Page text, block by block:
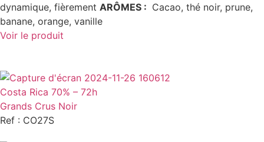
dynamique, fièrement ARÔMES : Cacao, thé noir, prune,
banane, orange, vanille
Voir le produit
Costa Rica 70% – 72h
Grands Crus Noir
Ref : CO27S